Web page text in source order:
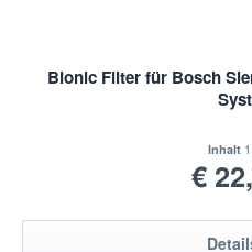
Bionic Filter für Bosch
Inhalt
€